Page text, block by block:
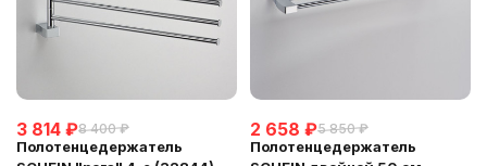
3 814 ₽8 400 ₽
Полотенцедержатель
2 658 ₽5 850 ₽
Полотенцедержатель